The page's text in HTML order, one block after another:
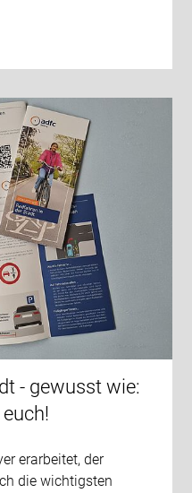
- gewusst wie:
erarbeitet, der
die wichtigsten